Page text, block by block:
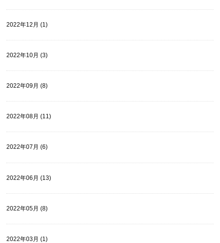
2022年12月 (1)
2022年10月 (3)
2022年09月 (8)
2022年08月 (11)
2022年07月 (6)
2022年06月 (13)
2022年05月 (8)
2022年03月 (1)